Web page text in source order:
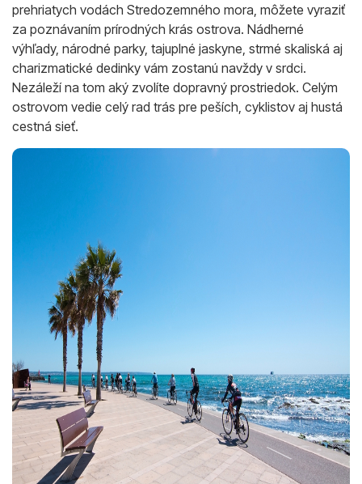
prehriatych vodách Stredozemného mora, môžete vyraziť
za poznávaním prírodných krás ostrova. Nádherné
výhľady, národné parky, tajuplné jaskyne, strmé skaliská aj
charizmatické dedinky vám zostanú navždy v srdci.
Nezáleží na tom aký zvolíte dopravný prostriedok. Celým
ostrovom vedie celý rad trás pre peších, cyklistov aj hustá
cestná sieť.